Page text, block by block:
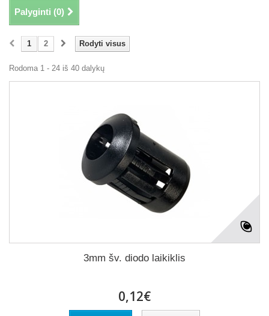
Palyginti (0)
Rodyti visus
1 2
Rodoma 1 - 24 iš 40 dalykų
3mm šv. diodo laikiklis
0,12€